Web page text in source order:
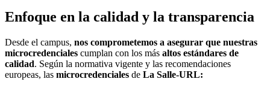
Enfoque en la calidad y la transparencia
Desde el campus, nos comprometemos a asegurar que nuestras
microcredenciales cumplan con los más altos estándares de
calidad. Según la normativa vigente y las recomendaciones
europeas, las microcredenciales de La Salle-URL: